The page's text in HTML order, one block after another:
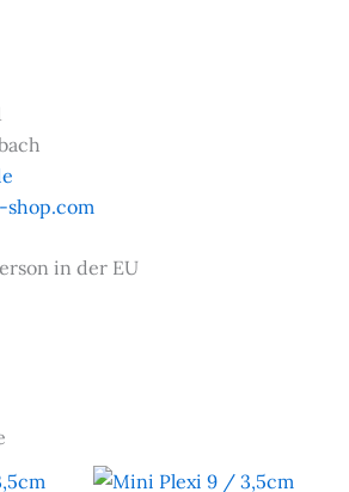
in der EU